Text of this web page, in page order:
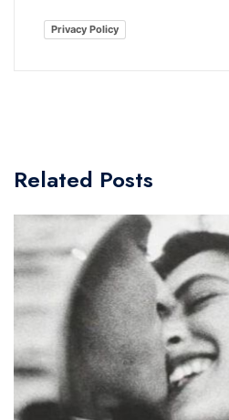
Privacy Policy
Related Posts